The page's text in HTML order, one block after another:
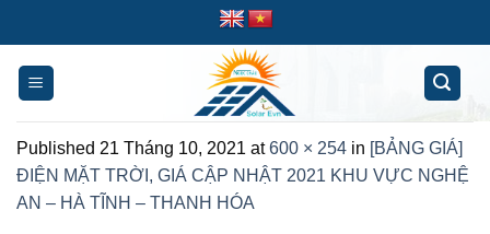
content
Published 21 Tháng 10, 2021 at600 × 254 in [BẢNG GIÁ]
ĐIỆN MẶT TRỜI, GIÁ CẬP NHẬT 2021 KHU VỰC NGHỆ
AN – HÀ TĨNH – THANH HÓA